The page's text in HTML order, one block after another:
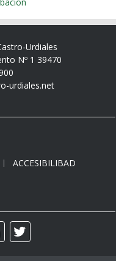
Urdiales
Nº 1 39470
urdiales.net
ACCESIBILIBAD